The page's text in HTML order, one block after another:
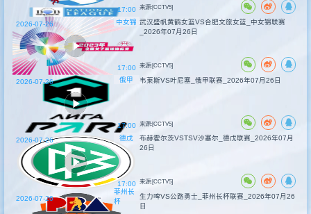
17:00 来源:[CCTV5]
中女锦
17:00
2026-07-26
武汉盛帆黄鹤女篮VS合肥文旅女篮_中女锦联赛
_2026年07月26日
来源:[CCTV5]
俄甲
17:00
2026-07-26 韦莱斯VS叶尼塞_俄甲联赛_2026年07月26日
来源:[CCTV5]
德戊
17:00
2026-07-26
布赫霍尔茨VSTSV沙塞尔_德戊联赛_2026年07月
26日
来源:[CCTV5]
菲州长
杯
2026-07-26
生力啤VS公路勇士_菲州长杯联赛_2026年07月26
日